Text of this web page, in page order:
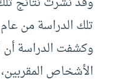
تلك الدراسة من عام 1972 إلى عام 2004.
وكشفت الدراسة أن
الأشخاص